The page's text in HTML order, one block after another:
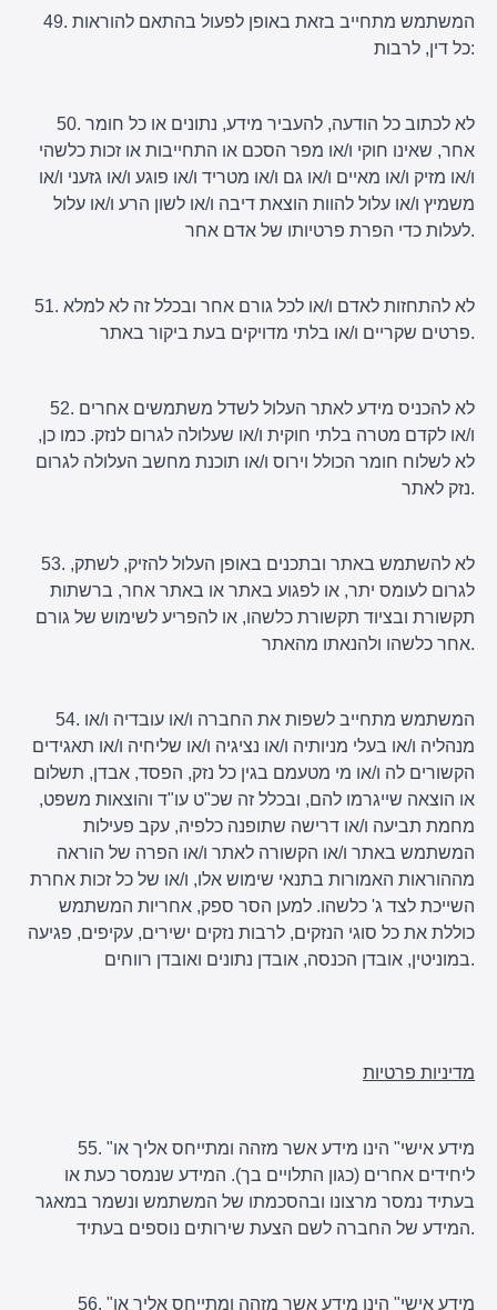
49. המשתמש מתחייב בזאת באופן לפעול בהתאם להוראות
כל דין, לרבות:
50. לא לכתוב כל הודעה, להעביר מידע, נתונים או כל חומר
אחר, שאינו חוקי ו/או מפר הסכם או התחייבות או זכות כלשהי
ו/או מזיק ו/או מאיים ו/או גם ו/או מטריד ו/או פוגע ו/או גזעני ו/או
משמיץ ו/או עלול להוות הוצאת דיבה ו/או לשון הרע ו/או עלול
לעלות כדי הפרת פרטיותו של אדם אחר.
51. לא להתחזות לאדם ו/או לכל גורם אחר ובכלל זה לא למלא
פרטים שקריים ו/או בלתי מדויקים בעת ביקור באתר.
52. לא להכניס מידע לאתר העלול לשדל משתמשים אחרים
ו/או לקדם מטרה בלתי חוקית ו/או שעלולה לגרום לנזק. כמו כן,
לא לשלוח חומר הכולל וירוס ו/או תוכנת מחשב העלולה לגרום
נזק לאתר.
53. לא להשתמש באתר ובתכנים באופן העלול להזיק, לשתק,
לגרום לעומס יתר, או לפגוע באתר או באתר אחר, ברשתות
תקשורת ובציוד תקשורת כלשהו, או להפריע לשימוש של גורם
אחר כלשהו ולהנאתו מהאתר.
54. המשתמש מתחייב לשפות את החברה ו/או עובדיה ו/או
מנהליה ו/או בעלי מניותיה ו/או נציגיה ו/או שליחיה ו/או תאגידים
הקשורים לה ו/או מי מטעמם בגין כל נזק, הפסד, אבדן, תשלום
או הוצאה שייגרמו להם, ובכלל זה שכ"ט עו"ד והוצאות משפט,
מחמת תביעה ו/או דרישה שתופנה כלפיה, עקב פעילות
המשתמש באתר ו/או הקשורה לאתר ו/או הפרה של הוראה
מההוראות האמורות בתנאי שימוש אלו, ו/או של כל זכות אחרת
השייכת לצד ג' כלשהו. למען הסר ספק, אחריות המשתמש
כוללת את כל סוגי הנזקים, לרבות נזקים ישירים, עקיפים, פגיעה
במוניטין, אובדן הכנסה, אובדן נתונים ואובדן רווחים.
מדיניות פרטיות
55. "מידע אישי" הינו מידע אשר מזהה ומתייחס אליך או
ליחידים אחרים (כגון התלויים בך). המידע שנמסר כעת או
בעתיד נמסר מרצונו ובהסכמתו של המשתמש ונשמר במאגר
המידע של החברה לשם הצעת שירותים נוספים בעתיד.
56. "מידע אישי" הינו מידע אשר מזהה ומתייחס אליך או